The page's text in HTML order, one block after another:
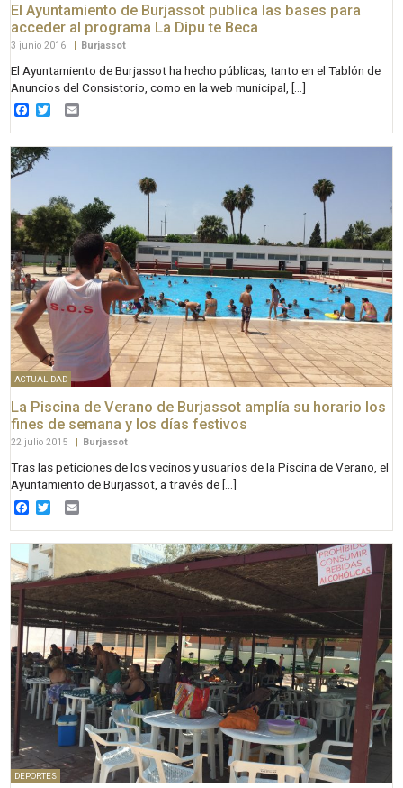
El Ayuntamiento de Burjassot publica las bases para
acceder al programa La Dipu te Beca
3 junio 2016 | Burjassot
El Ayuntamiento de Burjassot ha hecho públicas, tanto en el Tablón de
Anuncios del Consistorio, como en la web municipal, […]
Facebook
Twitter
ACTUALIDAD
La Piscina de Verano de Burjassot amplía su horario los
fines de semana y los días festivos
22 julio 2015 Burjassot
Tras las peticiones de los vecinos y usuarios de la Piscina de Verano, el
Ayuntamiento de Burjassot, a través de […]
Facebook
Twitter
DEPORTES